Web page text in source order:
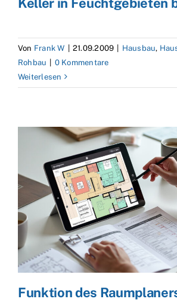
Keller in Feuchtgebieten
Von Frank W | 21.09.2009 | Hausbau,
Rohbau | 0 Kommentare
Weiterlesen
Funktion des